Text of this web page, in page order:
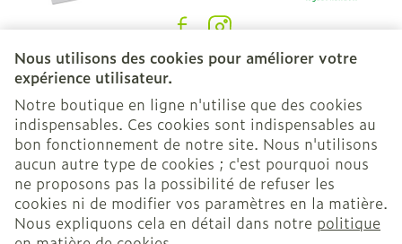
Nous utilisons des cookies pour améliorer votre
expérience utilisateur.
Notre boutique en ligne n'utilise que des cookies
indispensables. Ces cookies sont indispensables au
bon fonctionnement de notre site. Nous n'utilisons
aucun autre type de cookies ; c'est pourquoi nous
ne proposons pas la possibilité de refuser les
cookies ni de modifier vos paramètres en la matière.
Nous expliquons cela en détail dans notre politique
Liens légaux